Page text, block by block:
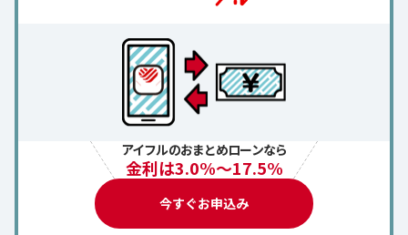
アイフルのおまとめローンなら
金利は3.0%～17.5%
今すぐお申込み